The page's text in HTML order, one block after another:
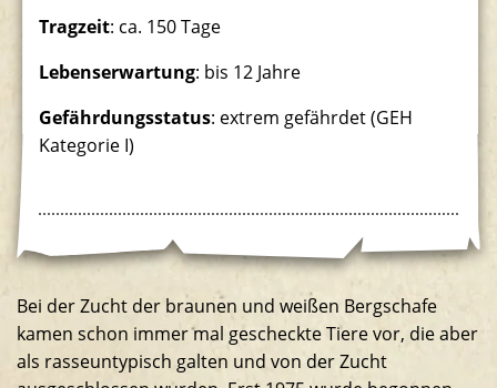
Tragzeit: ca. 150 Tage
Lebenserwartung: bis 12 Jahre
Gefährdungsstatus: extrem gefährdet (GEH
Kategorie I)
Bei der Zucht der braunen und weißen Bergschafe
kamen schon immer mal gescheckte Tiere vor, die aber
als rasseuntypisch galten und von der Zucht